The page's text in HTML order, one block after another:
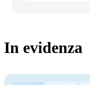
In evidenza